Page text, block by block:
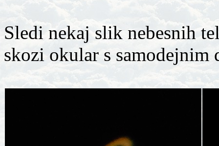
Sledi nekaj slik nebesnih
skozi okular s samodejnim